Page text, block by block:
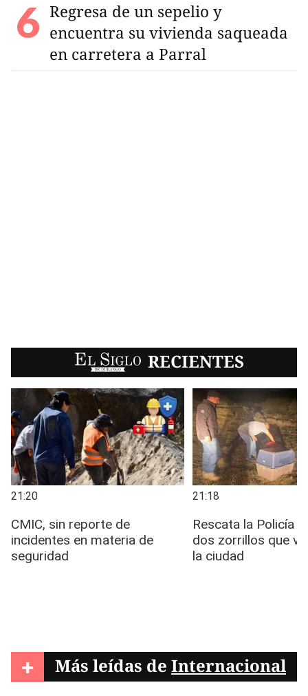
Regresa de un sepelio y
encuentra su vivienda saqueada
en carretera a Parral
EL SIGLO RECIENTES
+ Más leídas de Internacional